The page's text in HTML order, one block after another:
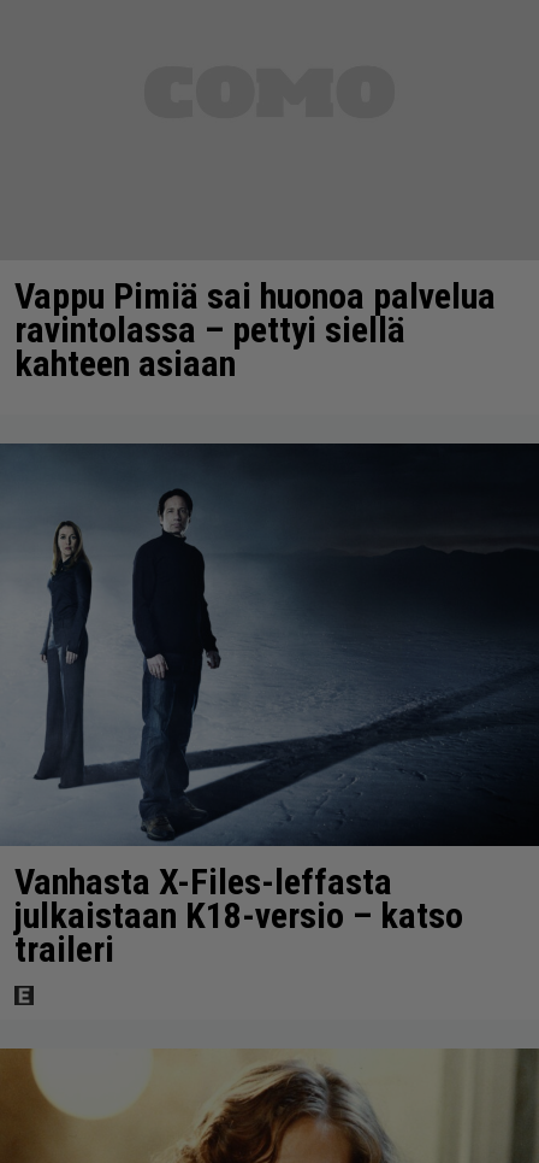
Vappu Pimiä sai huonoa palvelua
ravintolassa – pettyi siellä
kahteen asiaan
Vanhasta X-Files-leffasta
julkaistaan K18-versio – katso
traileri